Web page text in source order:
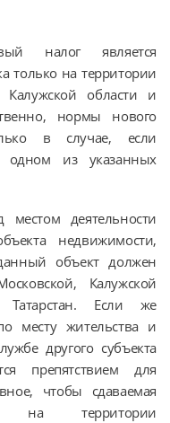
налог является
только на территории
области и
нормы нового
в случае, если
одном из указанных
деятельности
недвижимости,
объект должен
Калужской
Если же
месту жительства и
другого субъекта
препятствием для
чтобы сдаваемая
на территории